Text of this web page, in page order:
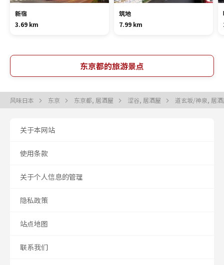
新宿
3.69 km
筑地
7.99 km
东京都的旅游景点
风味日本 东京 东京都, 居酒屋 涩谷, 居酒屋 道玄坂/神泉, 居
关于本网站
使用条款
关于个人信息的管理
隐私政策
站点地图
联系我们